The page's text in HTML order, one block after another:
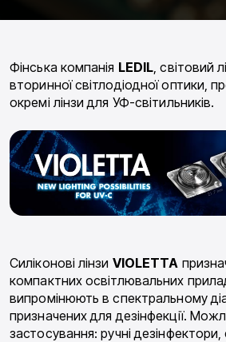
Фінська компанія LEDIL, світовий
вторинної світлодіодної оптики,
окремі лінзи для УФ-світильників.
Силіконові лінзи VIOLETTA
компактних освітлювальних
випромінюють в спектральному
призначених для дезінфекції.
застосування: ручні